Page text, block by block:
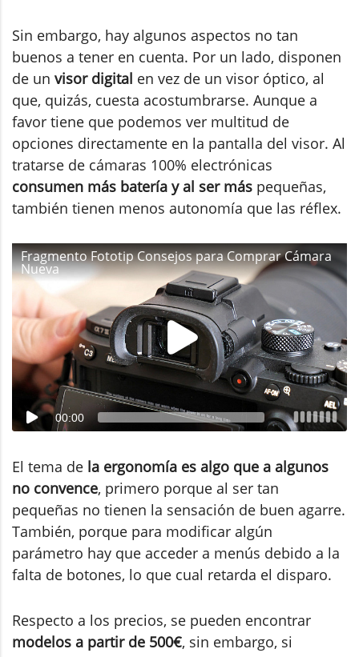
Sin embargo, hay algunos aspectos no tan
buenos a tener en cuenta. Por un lado, disponen
de un visor digital en vez de un visor óptico, al
que, quizás, cuesta acostumbrarse. Aunque a
favor tiene que podemos ver multitud de
opciones directamente en la pantalla del visor. Al
tratarse de cámaras 100% electrónicas
consumen más batería y al ser más pequeñas,
también tienen menos autonomía que las réflex.
Fragmento Fototip Consejos para Comprar Cámara
Nueva
00:00
El tema de la ergonomía es algo que a algunos
no convence, primero porque al ser tan
pequeñas no tienen la sensación de buen agarre.
También, porque para modificar algún
parámetro hay que acceder a menús debido a la
falta de botones, lo que cual retarda el disparo.
Respecto a los precios, se pueden encontrar
modelos a partir de 500€, sin embargo, si